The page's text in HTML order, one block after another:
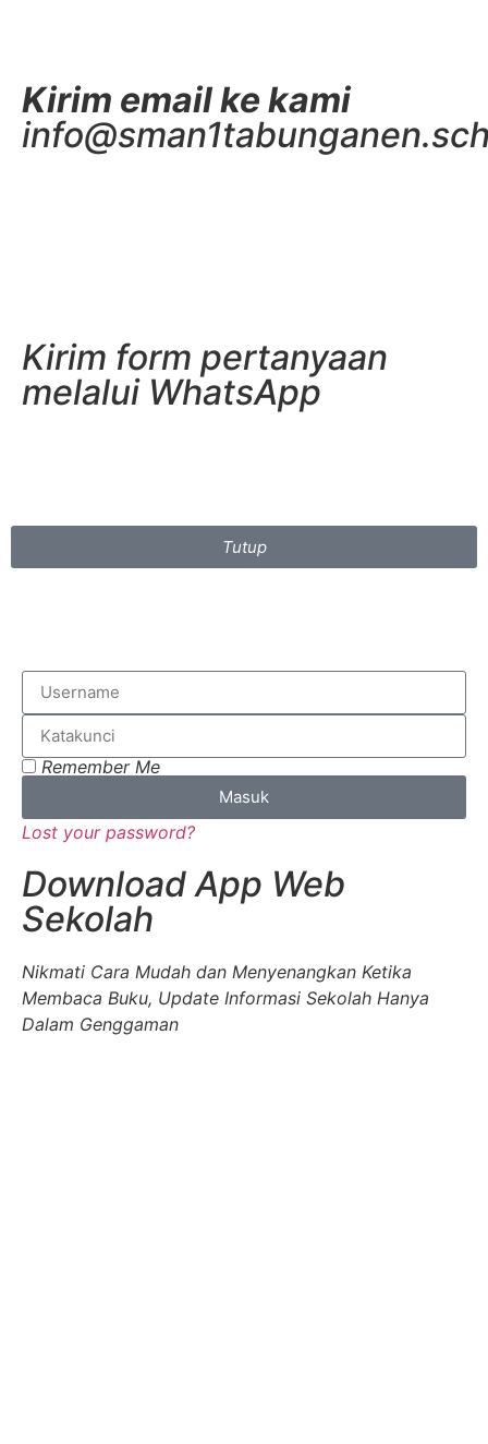
Kirim email ke kami
Kirim form pertanyaan
melalui WhatsApp
Tutup
Remember Me
Masuk
Lost your password?
Download App Web
Sekolah
Nikmati Cara Mudah dan Menyenangkan Ketika
Membaca Buku, Update Informasi Sekolah Hanya
Dalam Genggaman